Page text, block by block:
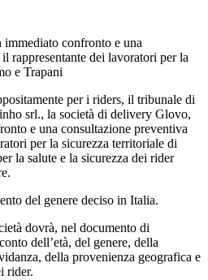
confronto e una
rappresentante dei lavoratori per la
e Trapani
per i riders, il tribunale di
srl., la società di delivery Glovo,
e una consultazione preventiva
per la sicurezza territoriale di
la salute e la sicurezza dei rider
del genere deciso in Italia.
dovrà, nel documento di
dell’età, del genere, della
della provenienza geografica e
rider.